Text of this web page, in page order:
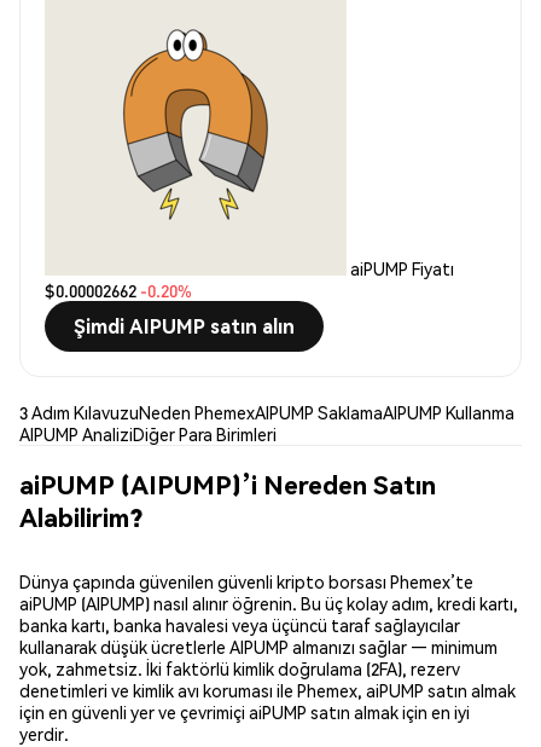
aiPUMP Fiyatı
$0.00002662 -0.20%
Şimdi AIPUMP satın alın
3 Adım KılavuzuNeden PhemexAIPUMP SaklamaAIPUMP Kullanma
AIPUMP AnaliziDiğer Para Birimleri
aiPUMP (AIPUMP)’i Nereden Satın
Alabilirim?
Dünya çapında güvenilen güvenli kripto borsası Phemex’te
aiPUMP (AIPUMP) nasıl alınır öğrenin. Bu üç kolay adım, kredi kartı,
banka kartı, banka havalesi veya üçüncü taraf sağlayıcılar
kullanarak düşük ücretlerle AIPUMP almanızı sağlar — minimum
yok, zahmetsiz. İki faktörlü kimlik doğrulama (2FA), rezerv
denetimleri ve kimlik avı koruması ile Phemex, aiPUMP satın almak
için en güvenli yer ve çevrimiçi aiPUMP satın almak için en iyi
yerdir.